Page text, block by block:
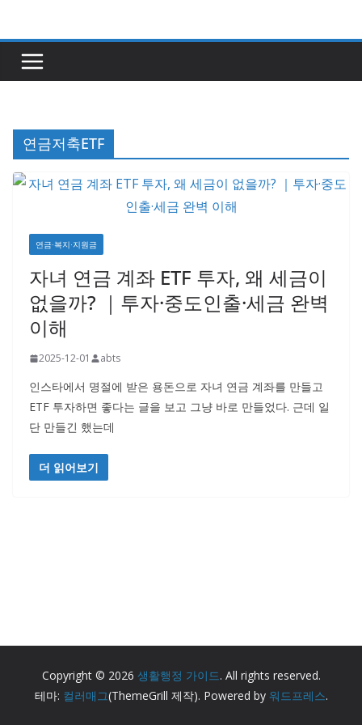
로
연금저축ETF
연금·복지·지원금
자녀 연금 계좌 ETF 투자, 왜 세금이
없을까? ｜투자·중도인출·세금 완벽
이해
2025-12-01 abts
인스타에서 명절에 받은 용돈으로 자녀 연금 계좌를 만들고
ETF 투자하면 좋다는 글을 보고 그냥 바로 만들었다. 근데 일
단 만들긴 했는데
더 읽어보기
Copyright © 2026 생활행정 가이드. All rights reserved.
테마: 컬러매그(ThemeGrill 제작). Powered by 워드프레스.